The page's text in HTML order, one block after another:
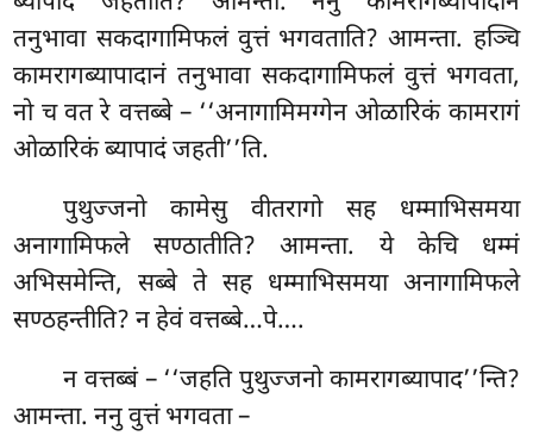
तनुभावा सकदागामिफलं वुत्तं भगवताति? आमन्ता. हञ्चि
कामरागब्यापादानं तनुभावा सकदागामिफलं वुत्तं भगवता,
नो च वत रे वत्तब्बे – ‘‘अनागामिमग्गेनओळारिकं कामरागं
ओळारिकं ब्यापादं जहती’’ति.
पुथुज्जनो कामेसु वीतरागो सह धम्माभिसमया
अनागामिफले सण्ठातीति? आमन्ता. ये केचि धम्मं
अभिसमेन्ति, सब्बे ते सह धम्माभिसमया अनागामिफले
सण्ठहन्तीति? न हेवं वत्तब्बे…पे….
न वत्तब्बं – ‘‘जहति पुथुज्जनो कामरागब्यापाद’’न्ति?
आमन्ता. ननु वुत्तं भगवता –